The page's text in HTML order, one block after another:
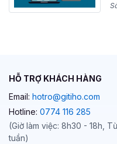
HỖ TRỢ KHÁCH HÀNG
Email: hotro@gitiho.com
Hotline: 0774 116 285
(Giờ làm việc: 8h30 - 18h,
tuần)